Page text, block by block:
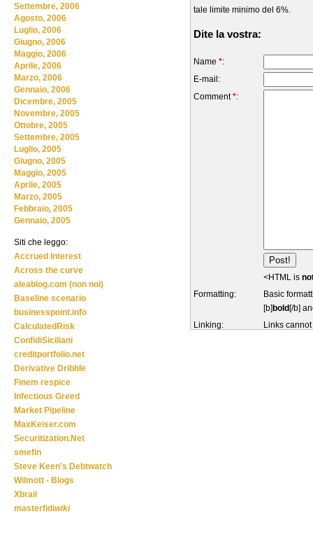
tale limite minimo del 6%.
Dite la vostra:
Name *:
E-mail:
Comment*:
<HTML is
Formatting:
Basic
[b] bold [/b]
Linking:
Links
Settembre, 2006
Agosto, 2006
Luglio, 2006
Giugno, 2006
Maggio, 2006
Aprile, 2006
Marzo, 2006
Gennaio, 2006
Dicembre, 2005
Novembre, 2005
Ottobre, 2005
Settembre, 2005
Luglio, 2005
Giugno, 2005
Maggio, 2005
Aprile, 2005
Marzo, 2005
Febbraio, 2005
Gennaio, 2005
Siti che leggo:
Accrued Interest
Across the curve
aleablog.com (non noi)
Baseline scenario
businesspoint.info
CalculatedRisk
ConfidiSiciliani
creditportfolio.net
Derivative Dribble
Finem respice
Infectious Greed
Market Pipeline
MaxKeiser.com
Securitization.Net
smefin
Steve Keen's Debtwatch
Wilmott - Blogs
Xbrail
masterfidiwiki